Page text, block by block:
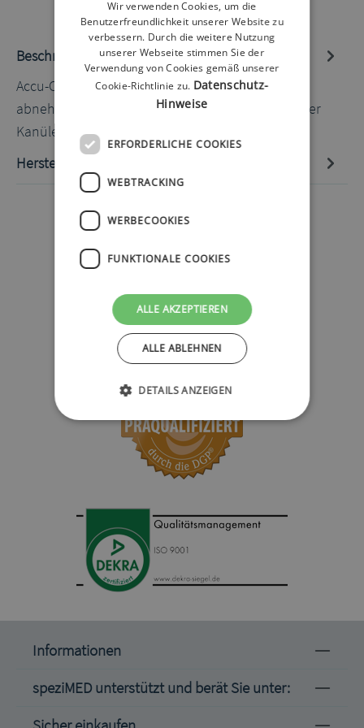
Beschreibung
Accu-Chek FlexLink 10mm 80cm 10 Stück Der
abnehmbare Haltegriff mach die Handhabung der
Kanüle besonders einfach…
Hersteller-Informationen
Informationen
speziMED unterstützt und berät Sie unter:
Wir verwenden Cookies, um die
Benutzerfreundlichkeit unserer Website zu
verbessern. Durch die weitere Nutzung
unserer Webseite stimmen Sie der
Verwendung von Cookies gemäß unserer
Cookie-Richtlinie zu. Datenschutz-
Hinweise
ERFORDERLICHE COOKIES
WEBTRACKING
WERBECOOKIES
FUNKTIONALE COOKIES
ALLE AKZEPTIEREN
ALLE ABLEHNEN
DETAILS ANZEIGEN